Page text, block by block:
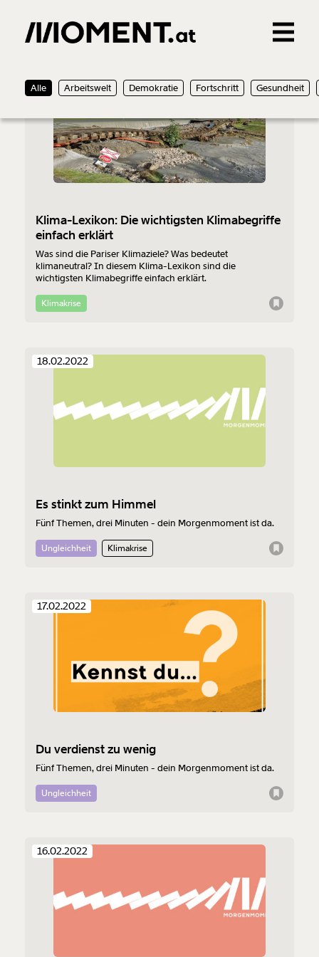
Veränderung
0Treffer 0Artikel
Alle Arbeitswelt Demokratie Fortschritt Gesundheit
23.02.2022
Klima-Lexikon: Die wichtigsten Klimabegriffe
einfach erklärt
Was sind die Pariser Klimaziele? Was bedeutet
klimaneutral? In diesem Klima-Lexikon sind die
wichtigsten Klimabegriffe einfach erklärt.
Klimakrise
18.02.2022
Es stinkt zum Himmel
Fünf Themen, drei Minuten - dein Morgenmoment ist da.
Ungleichheit Klimakrise
17.02.2022
Du verdienst zu wenig
Fünf Themen, drei Minuten - dein Morgenmoment ist da.
Ungleichheit
16.02.2022